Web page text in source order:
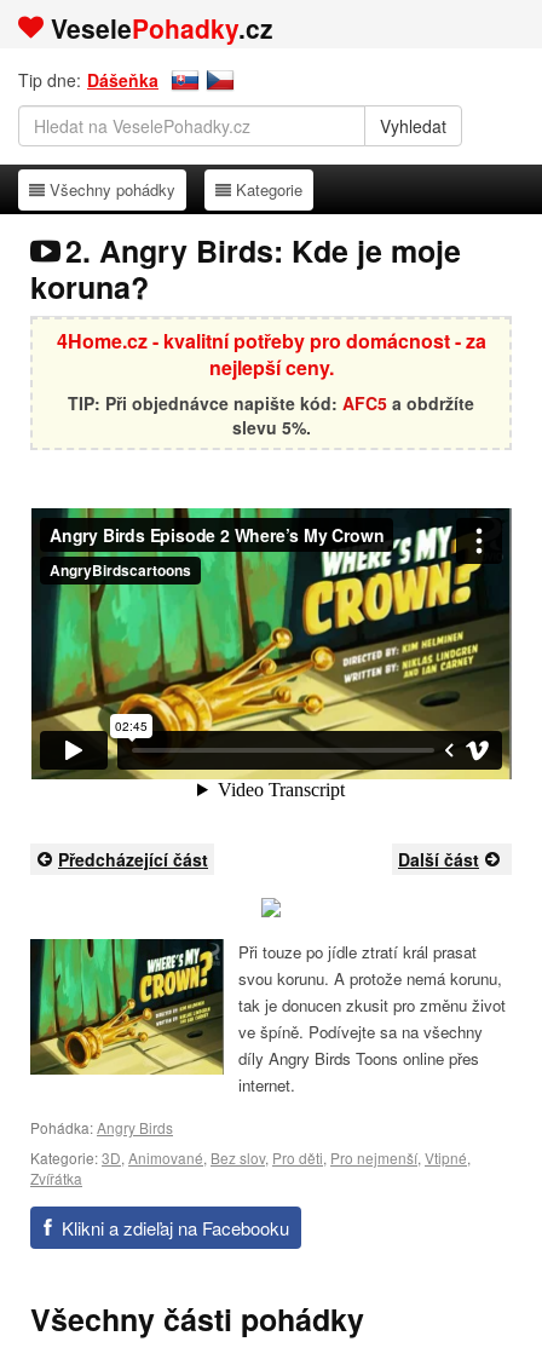
VeselePohadky.cz
Tip dne: Dášeňka
Všechny pohádky
Všechny pohádky Kategorie
Kategorie
2. Angry Birds: Kde je moje
koruna?
4Home.cz - kvalitní potřeby pro domácnost - za
nejlepší ceny.
TIP: Při objednávce napište kód: AFC5 a obdržíte
slevu 5%.
Předcházející část Další část
Při touze po jídle ztratí král prasat
svou korunu. A protože nemá korunu,
tak je donucen zkusit pro změnu život
ve špíně. Podívejte sa na všechny
díly Angry Birds Toons online přes
internet.
Pohádka:Angry Birds
Kategorie:3D, Animované, Bez slov, Pro děti, Pro nejmenší, Vtipné,
Zvířátka
Klikni a zdieľaj na Facebooku
Všechny části pohádky